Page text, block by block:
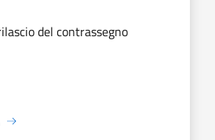
del contrassegno